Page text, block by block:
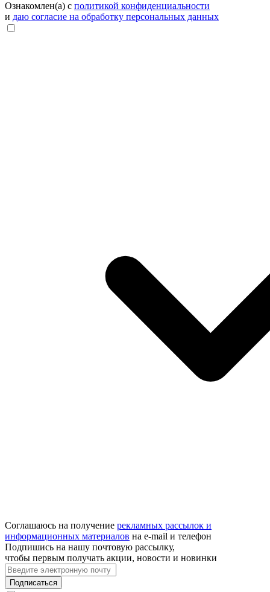
Ознакомлен(а) с политикой конфиденциальности
и даю согласие на обработку персональных данных
Соглашаюсь на получение рекламных рассылок и
информационных материалов на e‑mail и телефон
Подпишись на нашу почтовую рассылку,
чтобы первым получать акции, новости и новинки
Подписаться